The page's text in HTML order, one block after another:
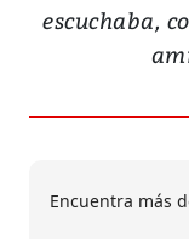
escuchaba,
Encuentra más